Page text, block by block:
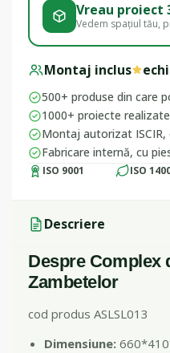
Vreau proiect
Vedem spațiul tău,
Montaj inclus
500+ produse din care
1000+ proiecte
Montaj autorizat ISCIR,
Fabricare internă, cu
ISO 9001 ISO
Descriere
Despre Complex
Zambetelor
cod produs ASLSL013
Dimensiune: